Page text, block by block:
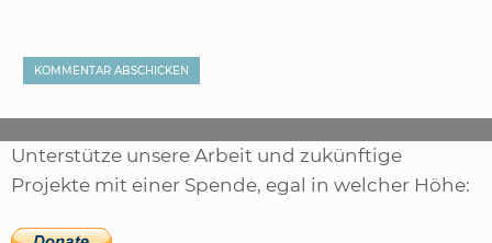
Unterstütze unsere Arbeit und zukünftige
Projekte mit einer Spende, egal in welcher Höhe: